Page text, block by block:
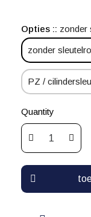
Opties : zonder
zonder
PZ /
Quantity